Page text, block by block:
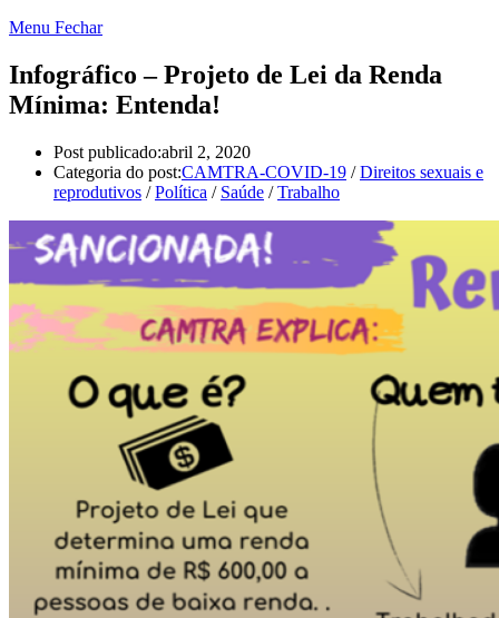
Menu Fechar
Infográfico – Projeto de Lei da Renda
Mínima: Entenda!
Post publicado:abril 2, 2020
Categoria do post:CAMTRA-COVID-19 / Direitos sexuais e
reprodutivos / Política / Saúde / Trabalho